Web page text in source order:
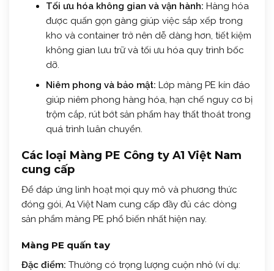
Tối ưu hóa không gian và vận hành: Hàng hóa
được quấn gọn gàng giúp việc sắp xếp trong
kho và container trở nên dễ dàng hơn, tiết kiệm
không gian lưu trữ và tối ưu hóa quy trình bốc
dỡ.
Niêm phong và bảo mật: Lớp màng PE kín đáo
giúp niêm phong hàng hóa, hạn chế nguy cơ bị
trộm cắp, rút bớt sản phẩm hay thất thoát trong
quá trình luân chuyển.
Các loại Màng PE Công ty A1 Việt Nam
cung cấp
Để đáp ứng linh hoạt mọi quy mô và phương thức
đóng gói, A1 Việt Nam cung cấp đầy đủ các dòng
sản phẩm màng PE phổ biến nhất hiện nay.
Màng PE quấn tay
Đặc điểm: Thường có trọng lượng cuộn nhỏ (ví dụ: